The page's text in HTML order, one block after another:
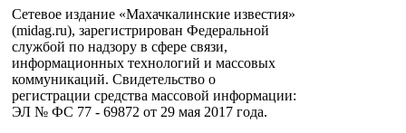
Сетевое издание «Махачкалинские известия»
(midag.ru), зарегистрирован Федеральной
службой по надзору в сфере связи,
информационных технологий и массовых
коммуникаций. Свидетельство о
регистрации средства массовой информации:
ЭЛ № ФС 77 - 69872 от 29 мая 2017 года.